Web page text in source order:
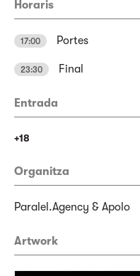
Horaris
17:00 Portes
23:30 Final
Entrada
+18
Organitza
Paralel.Agency & Apolo
Artwork